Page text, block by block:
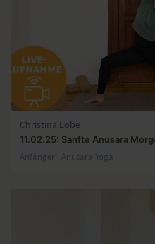
Christina Lobe
11.02.25: Sanfte Anusara
Anfänger | Anusara Yoga